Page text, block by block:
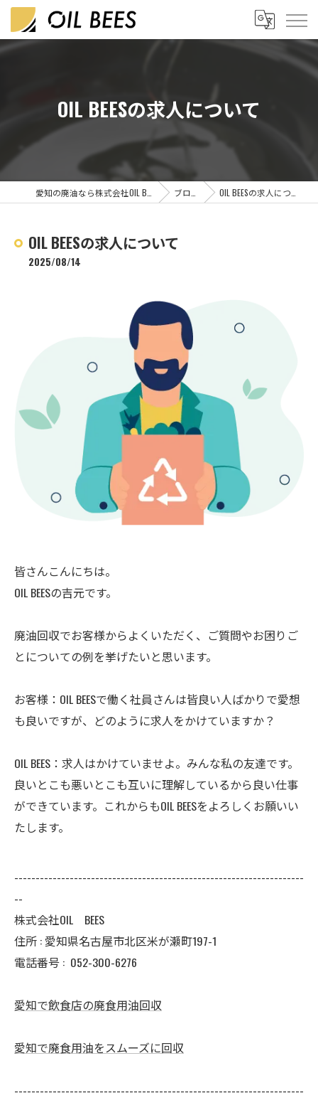
OIL BEESの求人について
ブログ OIL BEESの求人について
OIL BEESの求人について
2025/08/14
皆さんこんにちは。
OIL BEESの吉元です。
廃油回収でお客様からよくいただく、ご質問やお困りご
とについての例を挙げたいと思います。
お客様：OIL BEESで働く社員さんは皆良い人ばかりで愛想
も良いですが、どのように求人をかけていますか？
OIL BEES：求人はかけていませよ。みんな私の友達です。
良いとこも悪いとこも互いに理解しているから良い仕事
ができています。これからもOIL BEESをよろしくお願いい
たします。
--------------------------------------------------------------------
--
株式会社OIL BEES
住所 : 愛知県名古屋市北区米が瀬町197-1
電話番号 : 052-300-6276
愛知で飲食店の廃食用油回収
愛知で廃食用油をスムーズに回収
--------------------------------------------------------------------